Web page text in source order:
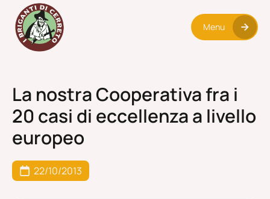
Menu
La nostra Cooperativa fra i
20 casi di eccellenza a livello
europeo
22/10/2013